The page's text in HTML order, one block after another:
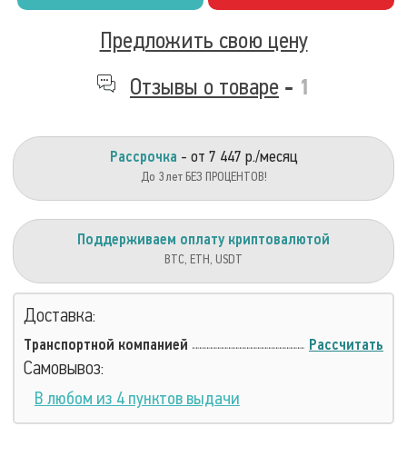
Предложить свою цену
Отзывы о товаре - 1
Рассрочка - от 7 447 р./месяц
До 3 лет БЕЗ ПРОЦЕНТОВ!
Поддерживаем оплату криптовалютой
BTC, ETH, USDT
Доставка:
Транспортной компанией Рассчитать
Самовывоз:
В любом из 4 пунктов выдачи